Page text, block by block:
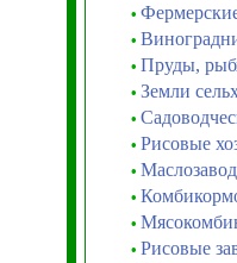
•
•
• Пруды,
• Земли
•
• Рисовые
•
•
•
• Рисовые